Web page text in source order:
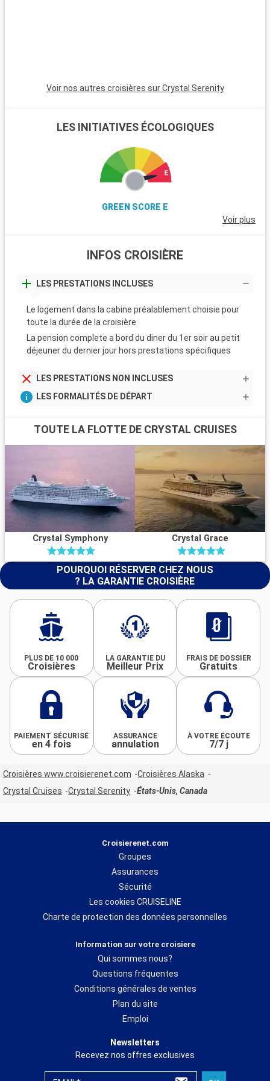
Voir nos autres croisières sur Crystal Serenity
LES INITIATIVES ÉCOLOGIQUES
GREEN SCORE E
Voir plus
INFOS CROISIÈRE
LES PRESTATIONS INCLUSES
Le logement dans la cabine préalablement choisie pour
toute la durée de la croisière
La pension complete a bord du diner du 1er soir au petit
déjeuner du dernier jour hors prestations spécifiques
LES PRESTATIONS NON INCLUSES
LES FORMALITÉS DE DÉPART
TOUTE LA FLOTTE DE CRYSTAL CRUISES
Crystal Symphony Crystal Grace
POURQUOI RÉSERVER CHEZ NOUS
? LA GARANTIE CROISIÈRE
PLUS DE 10 000
Croisières
LA GARANTIE DU
Meilleur Prix
FRAIS DE DOSSIER
Gratuits
PAIEMENT SÉCURISÉ
en 4 fois
ASSURANCE
annulation
À VOTRE ÉCOUTE
7/7 j
Croisières www.croisierenet.com
Croisières Alaska
Crystal Cruises
Crystal Serenity États-Unis, Canada
Croisierenet.com
Groupes
Assurances
Sécurité
Les cookies CRUISELINE
Charte de protection des données personnelles
Information sur votre croisiere
Qui sommes nous?
Questions fréquentes
Conditions générales de ventes
Plan du site
Emploi
Newsletters
Recevez nos offres exclusives